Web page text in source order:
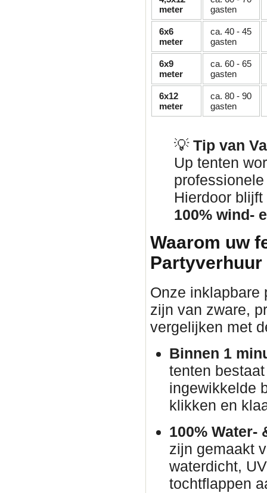
meter
gasten
6x6
meter
ca. 40 - 45
gasten
6x9
meter
ca. 60 - 65
gasten
6x12
meter
ca. 80 - 90
gasten
💡 Tip van
Up tenten
Hierdoor
100% wind-
Waarom uw
Partyverhuur
Onze inklapbare
zijn van zware,
vergelijken met
Binnen 1
tenten
ingewikkelde
klikken en
100% Water-
zijn gemaakt
waterdicht,
tochtflappen